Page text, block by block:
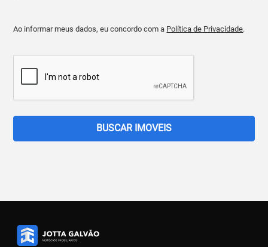
Ao informar meus dados, eu concordo com a Política de Privacidade.
BUSCAR IMOVEIS